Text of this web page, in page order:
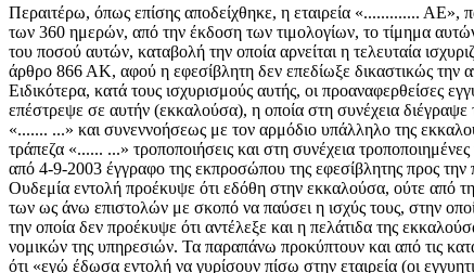
Περαιτέρω, όπως επίσης αποδείχθηκε, η εταιρεία «............. ΑΕ»,
των 360 ημερών, από την έκδοση των τιμολογίων, το τίμημα
του ποσού αυτών, καταβολή την οποία αρνείται η τελευταία
άρθρο 866 ΑΚ, αφού η εφεσίβλητη δεν επεδίωξε δικαστικώς την
Ειδικότερα, κατά τους ισχυρισμούς αυτής, οι προαναφερθείσες
επέστρεψε σε αυτήν (εκκαλούσα), η οποία στη συνέχεια
«....... ...» και συνεννοήσεως με τον αρμόδιο υπάλληλο της
τράπεζα «...... ...» τροποποιήσεις και στη συνέχεια
από 4-9-2003 έγγραφο της εκπροσώπου της εφεσίβλητης προς την
Ουδεμία εντολή προέκυψε ότι εδόθη στην εκκαλούσα, ούτε από
των ως άνω επιστολών με σκοπό να παύσει η ισχύς τους, στην
την οποία δεν προέκυψε ότι αντέλεξε και η πελάτιδα της
νομικών της υπηρεσιών. Τα παραπάνω προκύπτουν και από τις
ότι «εγώ έδωσα εντολή να γυρίσουν πίσω στην εταιρεία (οι